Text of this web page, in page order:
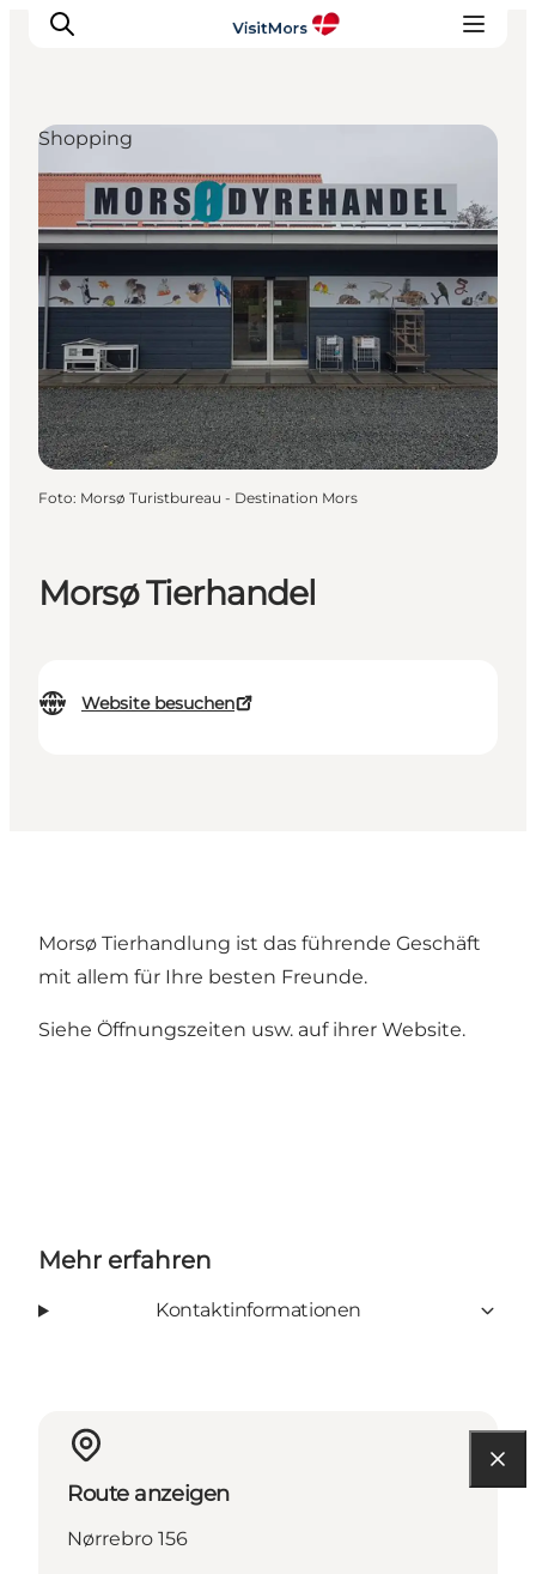
Aktivitäten
Erlebnisse
Infos über Mors
Unterkunft
Pauschalreisen / Urlaub
Planen Sie Ihre Reise
Morsø Tierhandel
Website besuchen
Shopping
Foto: Morsø Turistbureau - Destination Mors
Morsø Tierhandlung ist das führende Geschäft
mit allem für Ihre besten Freunde.
Siehe Öffnungszeiten usw. auf ihrer Website.
Mehr erfahren
Kontaktinformationen
Route anzeigen
Nørrebro 156